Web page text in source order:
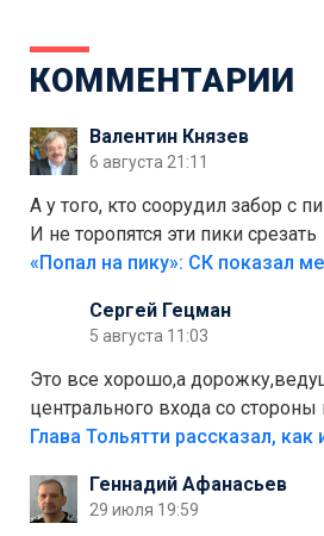
КОММЕНТАРИИ
Валентин Князев
6 августа 21:11
А у того, кто соорудил забор с
И не торопятся эти пики срезать
Сергей Гецман
5 августа 11:03
Это все хорошо,а
центрального входа со
аттракционам слабо
лежала в парке и
украли.
Геннадий Афанасьев
29 июля 19:59